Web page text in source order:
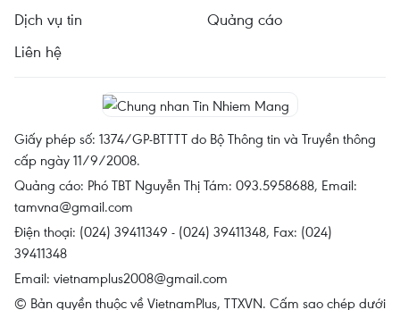
Dịch vụ tin
Quảng cáo
Liên hệ
Giấy phép số: 1374/GP-BTTTT do Bộ Thông tin và Truyền thông
cấp ngày 11/9/2008.
Quảng cáo: Phó TBT Nguyễn Thị Tám: 093.5958688, Email:
tamvna@gmail.com
Điện thoại: (024) 39411349 - (024) 39411348, Fax: (024)
39411348
Email: vietnamplus2008@gmail.com
© Bản quyền thuộc về VietnamPlus, TTXVN. Cấm sao chép dưới